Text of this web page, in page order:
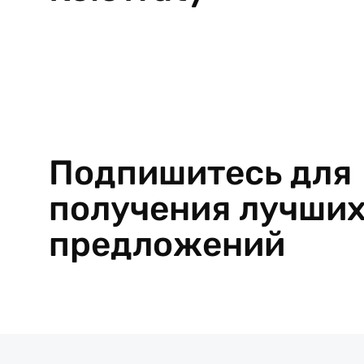
Подпишитесь для
получения
предложений